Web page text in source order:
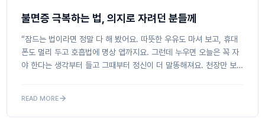
불면증 극복하는 법, 의지로 자려던 분들께
“잠드는 법이라면 정말 다 해 봤어요. 따뜻한 우유도 마셔 보고, 휴대
폰도 멀리 두고 호흡법에 명상 앱까지요. 그런데 누우면 오늘은 꼭 자
야 한다는 생각부터 들고 그때부터 정신이 더 말똥해져요. 천장만 보
READ MORE